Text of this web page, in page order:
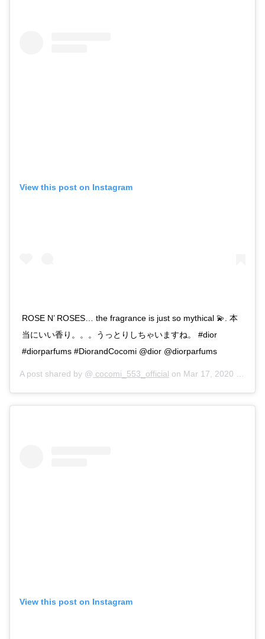
View this post on Instagram
ROSE N’ ROSES… the fragrance is just so mythical 💫. 本
当にいい香り。。。うっとりしちゃいますね。 #dior
#diorparfums #DiorandCocomi @dior @diorparfums
A post shared by @ cocomi_553_official on Mar 17, 2020 at 8:07pm PDT
View this post on Instagram